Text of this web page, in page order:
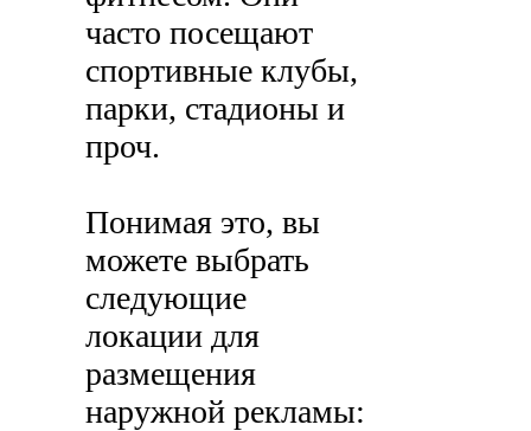
часто посещают
спортивные клубы,
парки, стадионы и
проч.
Понимая это, вы
можете выбрать
следующие
локации для
размещения
наружной рекламы: